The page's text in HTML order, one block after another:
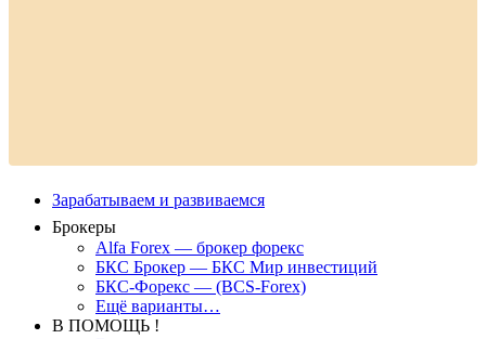
Зарабатываем и развиваемся
Брокеры
Alfa Forex — брокер форекс
БКС Брокер — БКС Мир инвестиций
БКС-Форекс — (BCS-Forex)
Ещё варианты…
В ПОМОЩЬ !